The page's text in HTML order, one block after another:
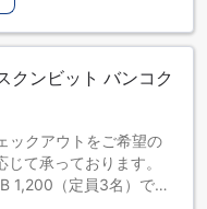
クンビット バンコク
ックアウトをご希望の
て承っております。
1,200（定員3名）でご